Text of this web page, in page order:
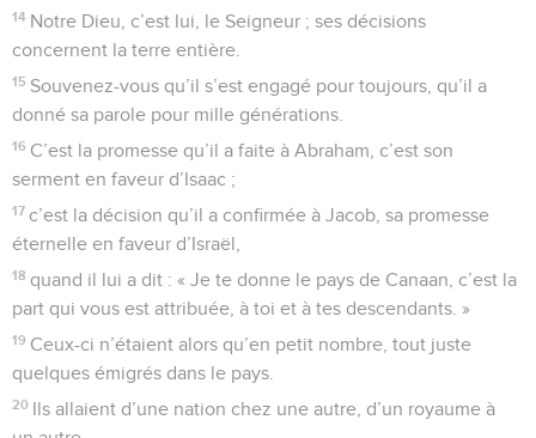
14 Notre Dieu, c’est lui, le Seigneur ; ses décisions
concernent la terre entière.
15 Souvenez-vous qu’il s’est engagé pour toujours, qu’il a
donné sa parole pour mille générations.
16 C’est la promesse qu’il a faite à Abraham, c’est son
serment en faveur d’Isaac ;
17 c’est la décision qu’il a confirmée à Jacob, sa promesse
éternelle en faveur d’Israël,
18 quand il lui a dit : « Je te donne le pays de Canaan, c’est la
part qui vous est attribuée, à toi et à tes descendants. »
19 Ceux-ci n’étaient alors qu’en petit nombre, tout juste
quelques émigrés dans le pays.
20 Ils allaient d’une nation chez une autre, d’un royaume à